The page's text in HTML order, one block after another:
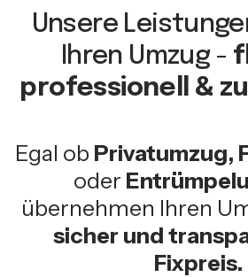
Unsere
Ihren Umzug -
professionell &
Egal ob Privatumzug,
oder
übernehmen Ihren
sicher und
Fixpreis.